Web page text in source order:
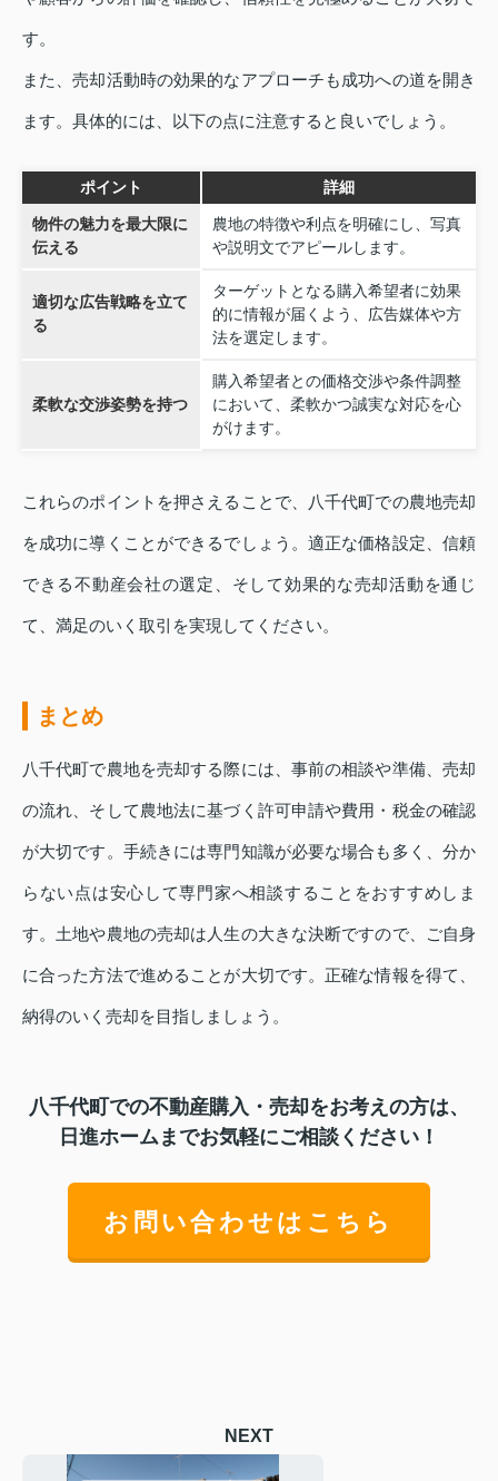
す。
また、売却活動時の効果的なアプローチも成功への道を開き
ます。具体的には、以下の点に注意すると良いでしょう。
ポイント 詳細
物件の魅力を最大限に
伝える
農地の特徴や利点を明確にし、写真
や説明文でアピールします。
適切な広告戦略を立て
る
ターゲットとなる購入希望者に効果
的に情報が届くよう、広告媒体や方
法を選定します。
柔軟な交渉姿勢を持つ
購入希望者との価格交渉や条件調整
において、柔軟かつ誠実な対応を心
がけます。
これらのポイントを押さえることで、八千代町での農地売却
を成功に導くことができるでしょう。適正な価格設定、信頼
できる不動産会社の選定、そして効果的な売却活動を通じ
て、満足のいく取引を実現してください。
まとめ
八千代町で農地を売却する際には、事前の相談や準備、売却
の流れ、そして農地法に基づく許可申請や費用・税金の確認
が大切です。手続きには専門知識が必要な場合も多く、分か
らない点は安心して専門家へ相談することをおすすめしま
す。土地や農地の売却は人生の大きな決断ですので、ご自身
に合った方法で進めることが大切です。正確な情報を得て、
納得のいく売却を目指しましょう。
八千代町での不動産購入・売却をお考えの方は、
日進ホームまでお気軽にご相談ください！
お問い合わせはこちら
NEXT